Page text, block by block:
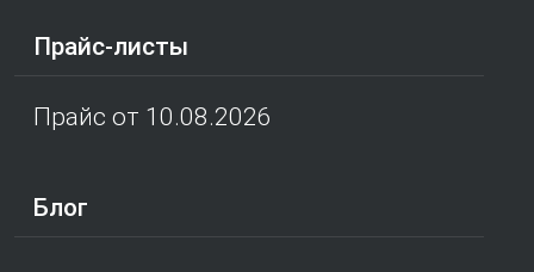
Прайс-листы
Прайс от 10.08.2026
Блог